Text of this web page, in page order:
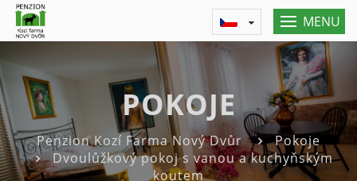
MENU
POKOJE
Penzion Kozí Farma Nový Dvůr
Pokoje
Dvoulůžkový pokoj s vanou a kuchyňským
koutem